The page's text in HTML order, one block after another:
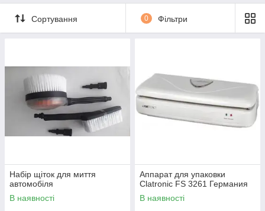
Сортування 0 Фільтри
Набір щіток для миття
автомобіля
В наявності
Аппарат для упаковки
Clatronic FS 3261 Германия
В наявності